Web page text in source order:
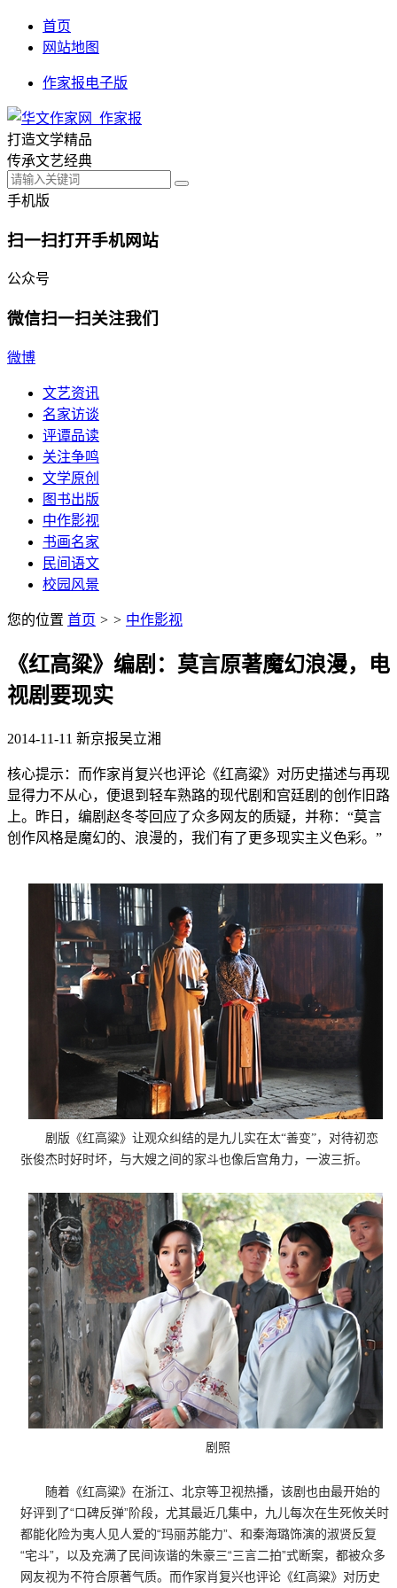
首页
网站地图
作家报电子版
打造文学精品
传承文艺经典
手机版
扫一扫打开手机网站
公众号
微信扫一扫关注我们
微博
文艺资讯
名家访谈
评谭品读
关注争鸣
文学原创
图书出版
中作影视
书画名家
民间语文
校园风景
您的位置 首页 > > 中作影视
《红高粱》编剧：莫言原著魔幻浪漫，电
视剧要现实
2014-11-11 新京报吴立湘
核心提示：而作家肖复兴也评论《红高粱》对历史描述与再现
显得力不从心，便退到轻车熟路的现代剧和宫廷剧的创作旧路
上。昨日，编剧赵冬苓回应了众多网友的质疑，并称：“莫言
创作风格是魔幻的、浪漫的，我们有了更多现实主义色彩。”
剧版《红高粱》让观众纠结的是九儿实在太“善变”，对待初恋
张俊杰时好时坏，与大嫂之间的家斗也像后宫角力，一波三折。
剧照
随着《红高粱》在浙江、北京等卫视热播，该剧也由最开始的
好评到了“口碑反弹”阶段，尤其最近几集中，九儿每次在生死攸关时
都能化险为夷人见人爱的“玛丽苏能力”、和秦海璐饰演的淑贤反复
“宅斗”，以及充满了民间诙谐的朱豪三“三言二拍”式断案，都被众多
网友视为不符合原著气质。而作家肖复兴也评论《红高粱》对历史